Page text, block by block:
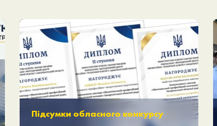
Підсумки обласного конкурсу